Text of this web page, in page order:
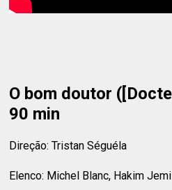
O bom doutor
90 min
Direção: Tristan Séguéla
Elenco: Michel Blanc, Hakim